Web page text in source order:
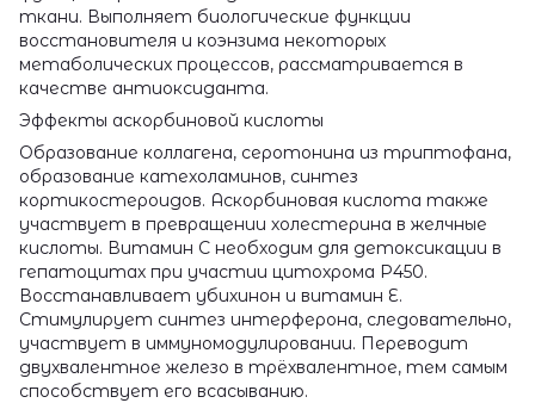
ткани. Выполняет биологические функции
восстановителя и коэнзима некоторых
метаболических процессов, рассматривается в
качестве антиоксиданта.
Эффекты аскорбиновой кислоты
Образование коллагена, серотонина из триптофана,
образование катехоламинов, синтез
кортикостероидов. Аскорбиновая кислота также
участвует в превращении холестерина в желчные
кислоты. Витамин С необходим для детоксикации в
гепатоцитах при участии цитохрома P450.
Восстанавливает убихинон и витамин Е.
Стимулирует синтез интерферона, следовательно,
участвует в иммуномодулировании. Переводит
двухвалентное железо в трёхвалентное, тем самым
способствует его всасыванию.